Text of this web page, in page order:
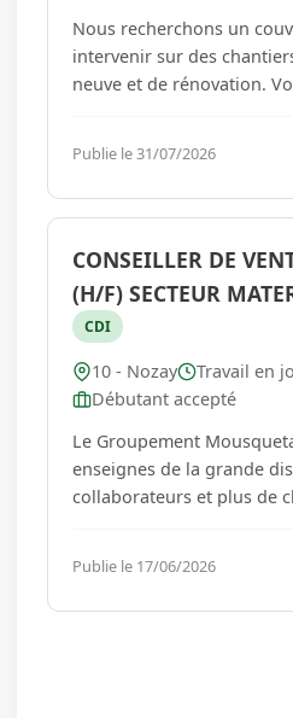
Nous recherchons un
intervenir sur des
neuve et de rénovation.
toitures (tuiles, ardoises,
que des travaux
Vous préparerez et...
Publie le 31/07/2026
CONSEILLER DE
(H/F) SECTEUR
CDI
10 - Nozay
Travail en
Débutant accepté
Le Groupement
enseignes de la grande
collaborateurs et plus de
bricolage emblématique
classée 3ème en France
accueille
Publie le 17/06/2026